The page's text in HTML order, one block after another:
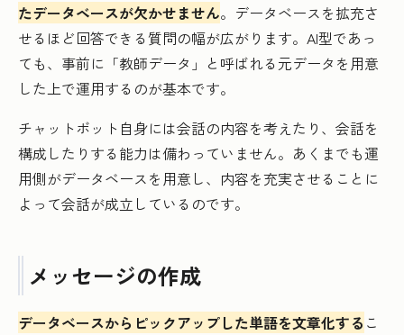
たデータベースが欠かせません。データベースを拡充さ
せるほど回答できる質問の幅が広がります。AI型であっ
ても、事前に「教師データ」と呼ばれる元データを用意
した上で運用するのが基本です。
チャットボット自身には会話の内容を考えたり、会話を
構成したりする能力は備わっていません。あくまでも運
用側がデータベースを用意し、内容を充実させることに
よって会話が成立しているのです。
メッセージの作成
データベースからピックアップした単語を文章化する こ